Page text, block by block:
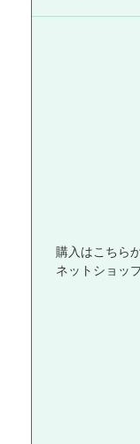
購入はこちら
ネットショッ